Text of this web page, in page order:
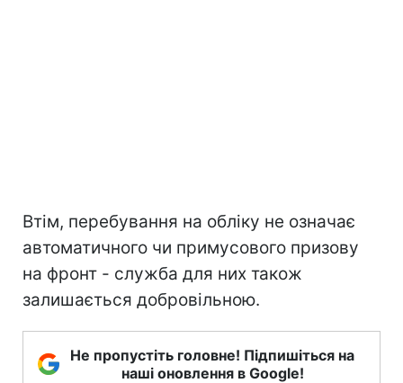
Втім, перебування на обліку не означає
автоматичного чи примусового призову
на фронт - служба для них також
залишається добровільною.
Не пропустіть головне! Підпишіться на
наші оновлення в Google!